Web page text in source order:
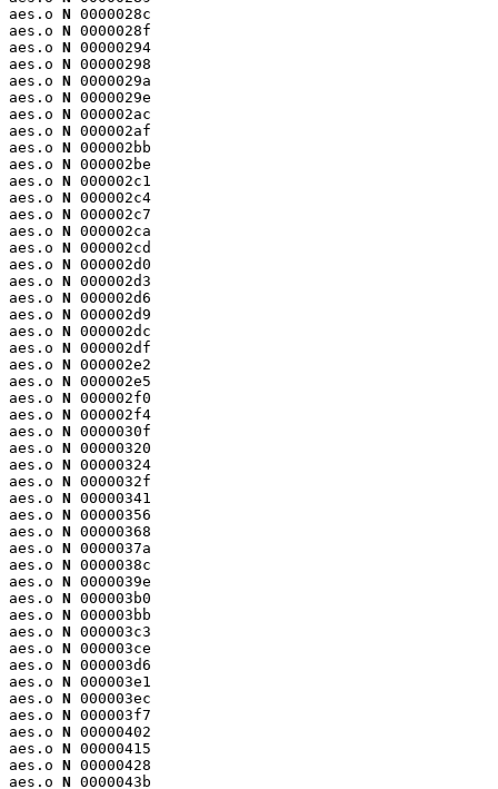
aes.o N 0000028c
aes.o N 0000028f
aes.o N 00000294
aes.o N 00000298
aes.o N 0000029a
aes.o N 0000029e
aes.o N 000002ac
aes.o N 000002af
aes.o N 000002bb
aes.o N 000002be
aes.o N 000002c1
aes.o N 000002c4
aes.o N 000002c7
aes.o N 000002ca
aes.o N 000002cd
aes.o N 000002d0
aes.o N 000002d3
aes.o N 000002d6
aes.o N 000002d9
aes.o N 000002dc
aes.o N 000002df
aes.o N 000002e2
aes.o N 000002e5
aes.o N 000002f0
aes.o N 000002f4
aes.o N 0000030f
aes.o N 00000320
aes.o N 00000324
aes.o N 0000032f
aes.o N 00000341
aes.o N 00000356
aes.o N 00000368
aes.o N 0000037a
aes.o N 0000038c
aes.o N 0000039e
aes.o N 000003b0
aes.o N 000003bb
aes.o N 000003c3
aes.o N 000003ce
aes.o N 000003d6
aes.o N 000003e1
aes.o N 000003ec
aes.o N 000003f7
aes.o N 00000402
aes.o N 00000415
aes.o N 00000428
aes.o N 0000043b